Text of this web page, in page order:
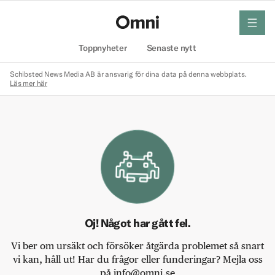
Toppnyheter Senaste nytt
meny
Schibsted News Media AB är ansvarig för dina data på denna webbplats.
Läs mer här
Oj! Något har gått fel.
Vi ber om ursäkt och försöker åtgärda problemet så snart
vi kan, håll ut! Har du frågor eller funderingar? Mejla oss